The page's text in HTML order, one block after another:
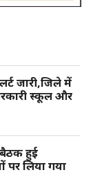
जारी,जिले में
स्कूल और
बैठक हुई
पर लिया गया